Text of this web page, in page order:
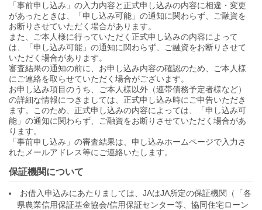
「事前申し込み」の入力内容と正式申し込みの内容に相違・変更
があったときは、「申し込み可能」の通知に関わらず、ご融資を
お断りさせていただく場合があります。
また、ご本人様に行っていただく正式申し込みの内容によって
は、「申し込み可能」の通知に関わらず、ご融資をお断りさせて
いただく場合があります。
審査結果の通知の前に、お申し込み内容の確認のため、ご本人様
にご連絡を取らせていただく場合がございます。
お申し込み項目のうち、ご本人様以外（連帯債務予定者様など）
の詳細な情報につきましては、正式申し込み時にご申告いただき
ます。このため、正式申し込みの内容によっては、「申し込み可
能」の通知に関わらず、ご融資をお断りさせていただく場合があ
ります。
「事前申し込み」の審査結果は、申し込みホームページで入力さ
れたメールアドレス等にご連絡いたします。
保証機関について
お借入申込みにあたりましては、JAはJA所定の保証機関（「各
県農業信用保証基金協会/信用保証センター等、協同住宅ローン